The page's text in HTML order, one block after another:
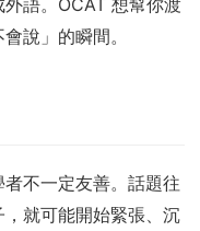
說」的瞬間。
不一定友善。話題往
就可能開始緊張、沉